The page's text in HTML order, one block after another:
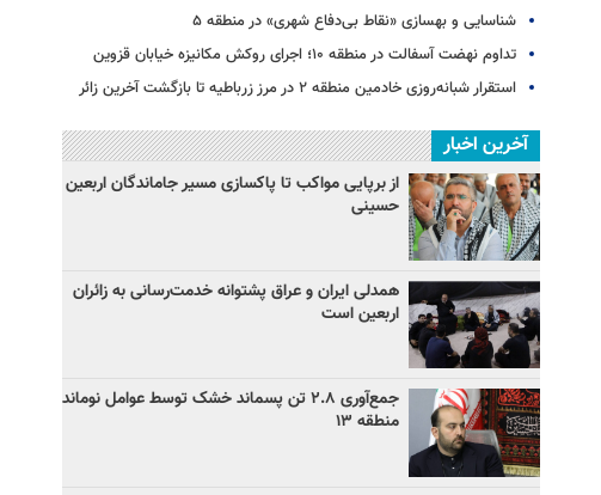
شناسایی و بهسازی «نقاط بی‌دفاع شهری» در منطقه ۵
تداوم نهضت آسفالت در منطقه ۱۰؛ اجرای روکش مکانیزه خیابان قزوین
استقرار شبانه‌روزی خادمین منطقه ۲ در مرز زرباطیه تا بازگشت آخرین زائر
آخرین اخبار
از برپایی مواکب تا پاکسازی مسیر جاماندگان اربعین
حسینی
همدلی ایران و عراق پشتوانه خدمت‌رسانی به زائران
اربعین است
جمع‌آوری ۲.۸ تن پسماند خشک توسط عوامل نوماند
منطقه ۱۳